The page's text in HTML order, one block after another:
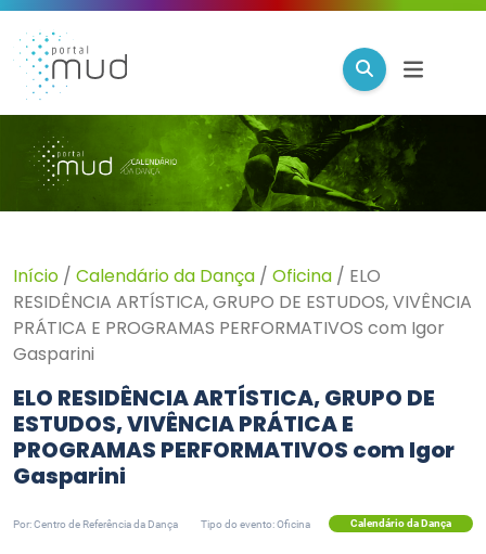
Início / Calendário da Dança / Oficina / ELO
RESIDÊNCIA ARTÍSTICA, GRUPO DE ESTUDOS, VIVÊNCIA
PRÁTICA E PROGRAMAS PERFORMATIVOS com Igor
Gasparini
ELO RESIDÊNCIA ARTÍSTICA, GRUPO DE
ESTUDOS, VIVÊNCIA PRÁTICA E
PROGRAMAS PERFORMATIVOS com Igor
Gasparini
Por: Centro de Referência da Dança Tipo do evento: Oficina Calendário da Dança